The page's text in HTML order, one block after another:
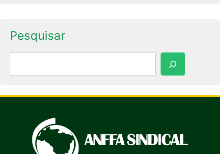
Pesquisar